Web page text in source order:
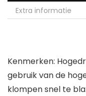
Extra informatie
Kenmerken:
gebruik van de
klompen snel te